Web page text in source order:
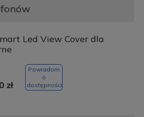
Led View Cover dla
zł
Powiadom
o
dostępności